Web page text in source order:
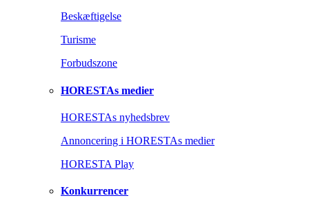
Beskæftigelse
Turisme
Forbudszone
HORESTAs medier
HORESTAs nyhedsbrev
Annoncering i HORESTAs medier
HORESTA Play
Konkurrencer